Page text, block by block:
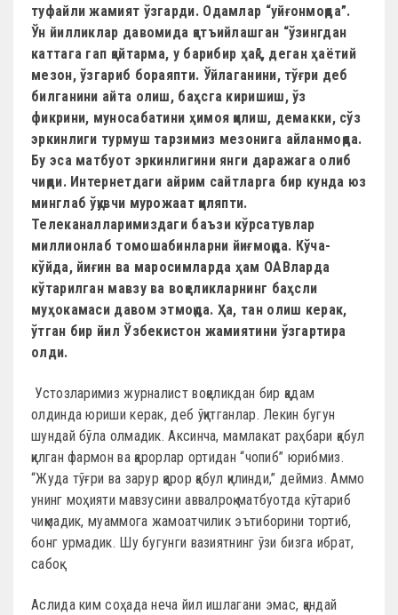
туфайли жамият ўзгарди. Одамлар “уйғонмоқда”.
Ўн йилликлар давомида қатъийлашган “ўзингдан
каттага гап қайтарма, у барибир ҳақ”, деган ҳаётий
мезон, ўзгариб бораяпти. Ўйлаганини, тўғри деб
билганини айта олиш, баҳсга киришиш, ўз
фикрини, муносабатини ҳимоя қилиш, демакки, сўз
эркинлиги турмуш тарзимиз мезонига айланмоқда.
Бу эса матбуот эркинлигини янги даражага олиб
чиқди. Интернетдаги айрим сайтларга бир кунда юз
минглаб ўқувчи мурожаат қиляпти.
Телеканалларимиздаги баъзи кўрсатувлар
миллионлаб томошабинларни йиғмоқда. Кўча-
кўйда, йиғин ва маросимларда ҳам ОАВларда
кўтарилган мавзу ва воқеликларнинг баҳсли
муҳокамаси давом этмоқда. Ҳа, тан олиш керак,
ўтган бир йил Ўзбекистон жамиятини ўзгартира
олди.
Устозларимиз журналист воқеликдан бир қадам
олдинда юриши керак, деб ўқитганлар. Лекин бугун
шундай бўла олмадик. Аксинча, мамлакат раҳбари қабул
қилган фармон ва қарорлар ортидан “чопиб” юрибмиз.
“Жуда тўғри ва зарур қарор қабул қилинди,” деймиз. Аммо
унинг моҳияти мавзусини аввалроқ матбуотда кўтариб
чиқмадик, муаммога жамоатчилик эътиборини тортиб,
бонг урмадик. Шу бугунги вазиятнинг ўзи бизга ибрат,
сабоқ.
Аслида ким соҳада неча йил ишлагани эмас, қандай